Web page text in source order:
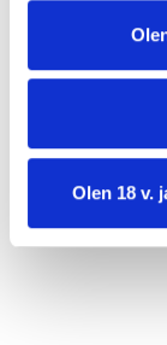
Olen 18 v.